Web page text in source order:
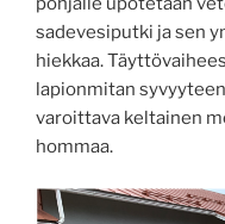
sadevesiputki ja sen
hiekkaa.
lapionmitan
varoittava keltainen
hommaa.